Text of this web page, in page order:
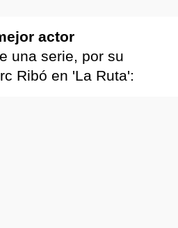
actor
una serie, por su
Ribó en 'La Ruta':